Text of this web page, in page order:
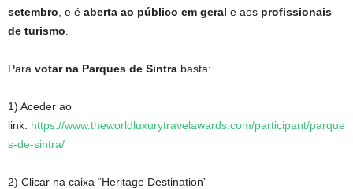
setembro , e é aberta ao público em geral e aos profissionais
de turismo
Para votar na Parques de Sintra basta:
1) Aceder ao
link: https://www.theworldluxurytravelawards.com/participant/parque
s-de-sintra/
2) Clicar na caixa “Heritage Destination”